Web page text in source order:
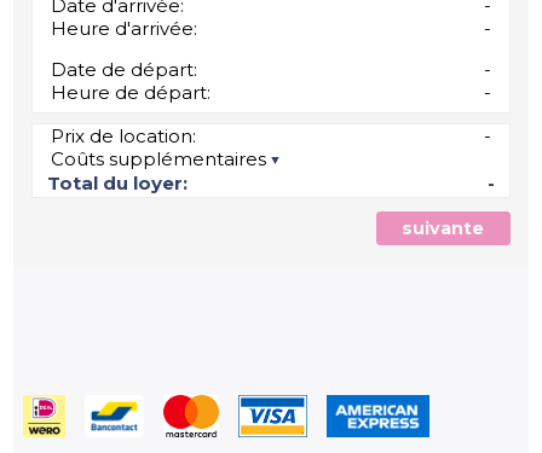
Date d'arrivée:
-
Heure d'arrivée:
-
Date de départ:
-
Heure de départ:
-
Prix de location:
-
Coûts supplémentaires
Total du loyer:
-
suivante